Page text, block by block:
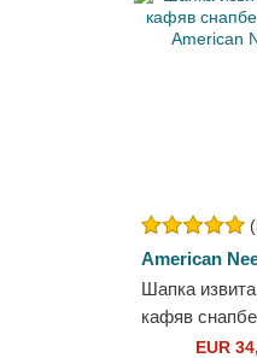
American
Шапка
кафяв
American
EUR